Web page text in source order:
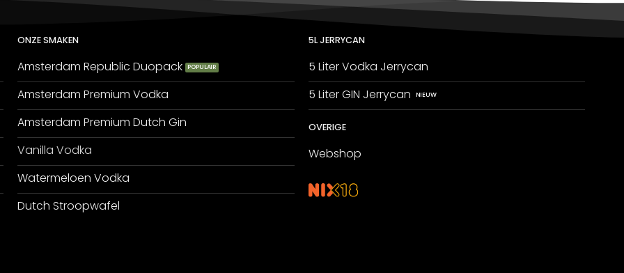
ONZE SMAKEN
Amsterdam Republic Duopack
Amsterdam Premium Vodka
Amsterdam Premium Dutch Gin
Vanilla Vodka
Watermeloen Vodka
Dutch Stroopwafel
5L JERRYCAN
5 Liter Vodka Jerrycan
5 Liter GIN Jerrycan
OVERIGE
Webshop